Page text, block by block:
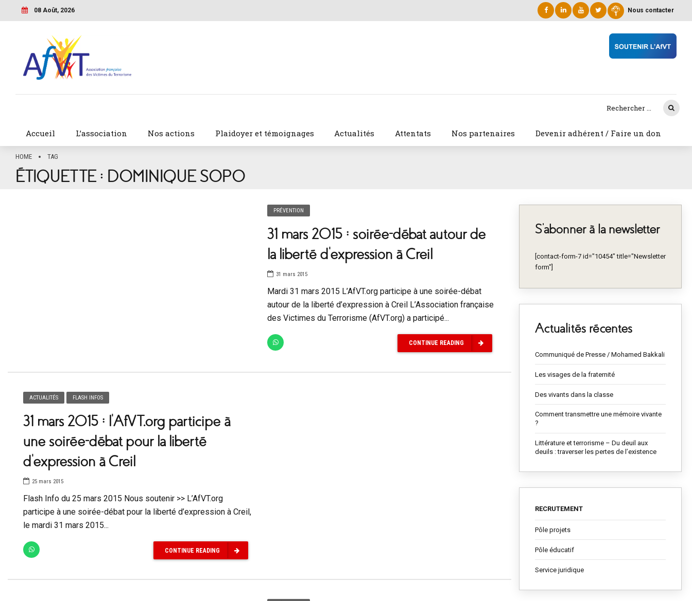
08 Août, 2026 Nous contacter
Accueil L’association Nos actions Plaidoyer et témoignages Actualités Attentats Nos partenaires Devenir adhérent / Faire un don
HOME TAG
ÉTIQUETTE : DOMINIQUE SOPO
PRÉVENTION
31 mars 2015 : soirée-débat autour de
la liberté d’expression à Creil
31 mars 2015
Mardi 31 mars 2015 L’AfVT.org participe à une soirée-débat
autour de la liberté d’expression à Creil L’Association française
des Victimes du Terrorisme (AfVT.org) a participé...
CONTINUE READING
ACTUALITÉS FLASH INFOS
31 mars 2015 : l’AfVT.org participe à
une soirée-débat pour la liberté
d’expression à Creil
25 mars 2015
Flash Info du 25 mars 2015 Nous soutenir >> L’AfVT.org
participe à une soirée-débat pour la liberté d’expression à Creil,
le mardi 31 mars 2015...
CONTINUE READING
S’abonner à la newsletter
[contact-form-7 id="10454" title="Newsletter
form"]
Actualités récentes
Communiqué de Presse / Mohamed Bakkali
Les visages de la fraternité
Des vivants dans la classe
Comment transmettre une mémoire vivante
?
Littérature et terrorisme – Du deuil aux
deuils : traverser les pertes de l’existence
RECRUTEMENT
Pôle projets
Pôle éducatif
Service juridique